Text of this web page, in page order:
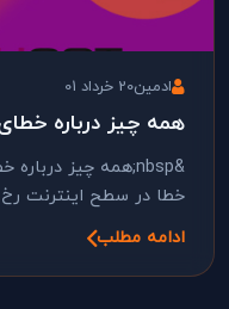
ادمین20 خرداد 01
همه چیز درباره خطای
خطا در سطح اینترنت
ادامه مطلب